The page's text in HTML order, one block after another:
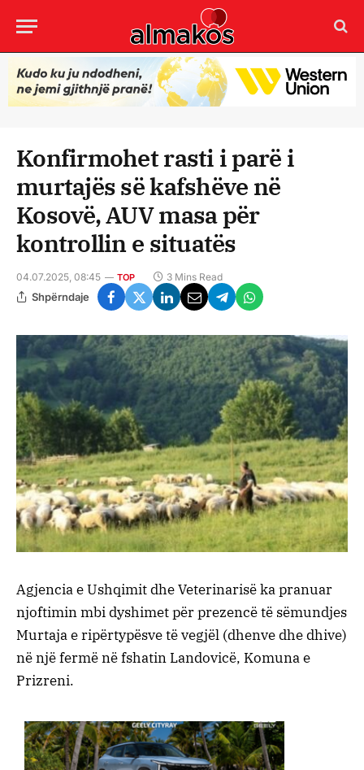
Konfirmohet rasti i parë i
murtajës së kafshëve në
Kosovë, AUV masa për
kontrollin e situatës
04.07.2025, 08:45 TOP 3 Mins Read
Shpërndaje
Agjencia e Ushqimit dhe Veterinarisë ka pranuar
njoftimin mbi dyshimet për prezencë të sëmundjes
Murtaja e ripërtypësve të vegjël (dhenve dhe dhive)
në një fermë në fshatin Landovicë, Komuna e
Prizreni.